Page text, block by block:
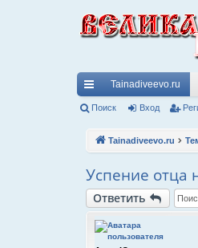
с
и
Tainadiveevo.ru
Поиск Вход
Tainadiveevo.ru
Успение отца
Ответить